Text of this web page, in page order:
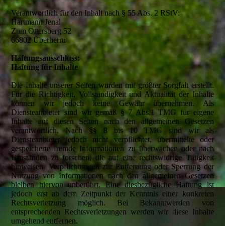
Verantwortlich für den Inhalt nach § 55 Abs. 2 RStV:
Hartmann Jenal
Zum Ottersberg 52
66802 Überherrn
Haftungsausschluss:
Haftung für Inhalte
Die Inhalte unserer Seiten wurden mit größter Sorgfalt erstellt.
Für die Richtigkeit, Vollständigkeit und Aktualität der Inhalte
können wir jedoch keine Gewähr übernehmen. Als
Diensteanbieter sind wir gemäß § 7 Abs.1 TMG für eigene
Inhalte auf diesen Seiten nach den allgemeinen Gesetzen
verantwortlich. Nach §§ 8 bis 10 TMG sind wir als
Diensteanbieter jedoch nicht verpflichtet, übermittelte oder
gespeicherte fremde Informationen zu überwachen oder nach
Umständen zu forschen, die auf eine rechtswidrige Tätigkeit
hinweisen. Verpflichtungen zur Entfernung oder Sperrung der
Nutzung von Informationen nach den allgemeinen Gesetzen
bleiben hiervon unberührt. Eine diesbezügliche Haftung ist
jedoch erst ab dem Zeitpunkt der Kenntnis einer konkreten
Rechtsverletzung möglich. Bei Bekanntwerden von
entsprechenden Rechtsverletzungen werden wir diese Inhalte
umgehend entfernen.